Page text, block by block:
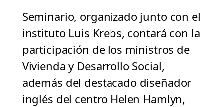
Seminario, organizado junto con el
instituto Luis Krebs, contará con la
participación de los ministros de
Vivienda y Desarrollo Social,
además del destacado diseñador
inglés del centro Helen Hamlyn,